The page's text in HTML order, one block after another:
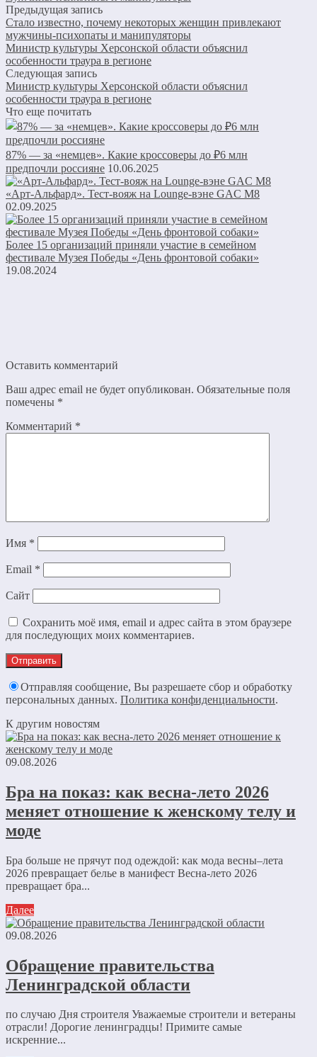
Предыдущая запись
Стало известно, почему некоторых женщин привлекают
мужчины-психопаты и манипуляторы
Министр культуры Херсонской области объяснил
особенности траура в регионе
Следующая запись
Министр культуры Херсонской области объяснил
особенности траура в регионе
Что еще почитать
87% — за «немцев». Какие кроссоверы до ₽6 млн
предпочли россияне 10.06.2025
«Арт-Альфард». Тест-вояж на Lounge-вэне GAC M8
02.09.2025
Более 15 организаций приняли участие в семейном
фестивале Музея Победы «День фронтовой собаки»
19.08.2024
Оставить комментарий
Ваш адрес email не будет опубликован. Обязательные поля
помечены *
Комментарий *
Имя *
Email *
Сайт
Сохранить моё имя, email и адрес сайта в этом браузере
для последующих моих комментариев.
Отправляя сообщение, Вы разрешаете сбор и обработку
персональных данных. Политика конфиденциальности.
К другим новостям
09.08.2026
Бра на показ: как весна-лето 2026
меняет отношение к женскому телу и
моде
Бра больше не прячут под одеждой: как мода весны–лета
2026 превращает белье в манифест Весна-лето 2026
превращает бра...
Далее
09.08.2026
Обращение правительства
Ленинградской области
по случаю Дня строителя Уважаемые строители и ветераны
отрасли! Дорогие ленинградцы! Примите самые
искренние...